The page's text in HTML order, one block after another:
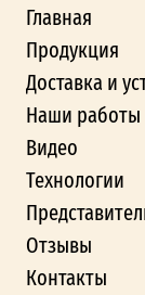
Главная
Продукция
Доставка и
Наши работы
Видео
Технологии
Отзывы
Контакты